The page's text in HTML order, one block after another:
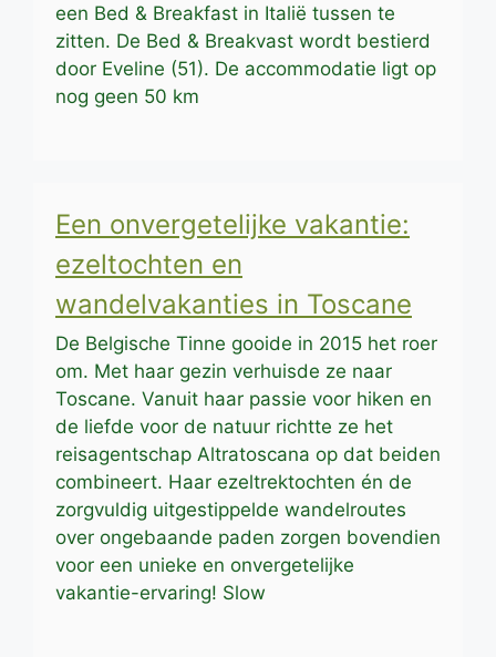
een Bed & Breakfast in Italië tussen te
zitten. De Bed & Breakvast wordt bestierd
door Eveline (51). De accommodatie ligt op
nog geen 50 km
Een onvergetelijke vakantie:
ezeltochten en
wandelvakanties in Toscane
De Belgische Tinne gooide in 2015 het roer
om. Met haar gezin verhuisde ze naar
Toscane. Vanuit haar passie voor hiken en
de liefde voor de natuur richtte ze het
reisagentschap Altratoscana op dat beiden
combineert. Haar ezeltrektochten én de
zorgvuldig uitgestippelde wandelroutes
over ongebaande paden zorgen bovendien
voor een unieke en onvergetelijke
vakantie-ervaring! Slow